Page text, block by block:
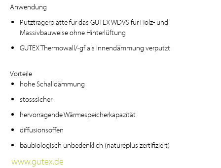
Anwendung
Putzträgerplatte für das GUTEX WDVS für Holz- und
Massivbauweise ohne Hinterlüftung
GUTEX Thermowall/-gf als Innendämmung verputzt
Vorteile
hohe Schalldämmung
stosssicher
hervorragende Wärmespeicherkapazität
diffusionsoffen
baubiologisch unbedenklich (natureplus zertifiziert)
www.gutex.de